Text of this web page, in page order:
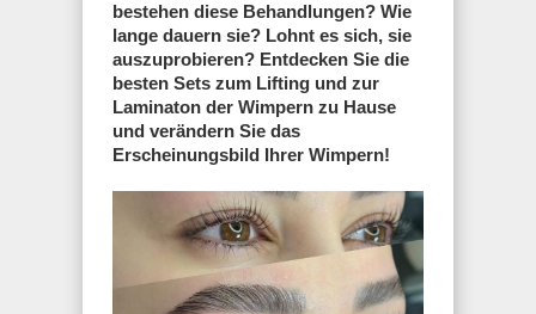
bestehen diese Behandlungen? Wie
lange dauern sie? Lohnt es sich, sie
auszuprobieren? Entdecken Sie die
besten Sets zum Lifting und zur
Laminaton der Wimpern zu Hause
und verändern Sie das
Erscheinungsbild Ihrer Wimpern!